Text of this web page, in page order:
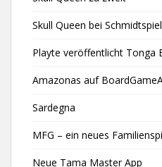
Skull Queen bei
Playte veröffentlicht Tonga
Amazonas auf
Sardegna
MFG – ein neues
Neue Tama Master App